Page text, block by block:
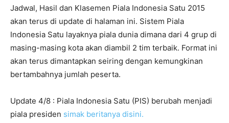
Jadwal, Hasil dan Klasemen Piala Indonesia Satu 2015
akan terus di update di halaman ini. Sistem Piala
Indonesia Satu layaknya piala dunia dimana dari 4 grup di
masing-masing kota akan diambil 2 tim terbaik. Format ini
akan terus dimantapkan seiring dengan kemungkinan
bertambahnya jumlah peserta.
Update 4/8 : Piala Indonesia Satu (PIS) berubah menjadi
piala presiden simak beritanya disini.